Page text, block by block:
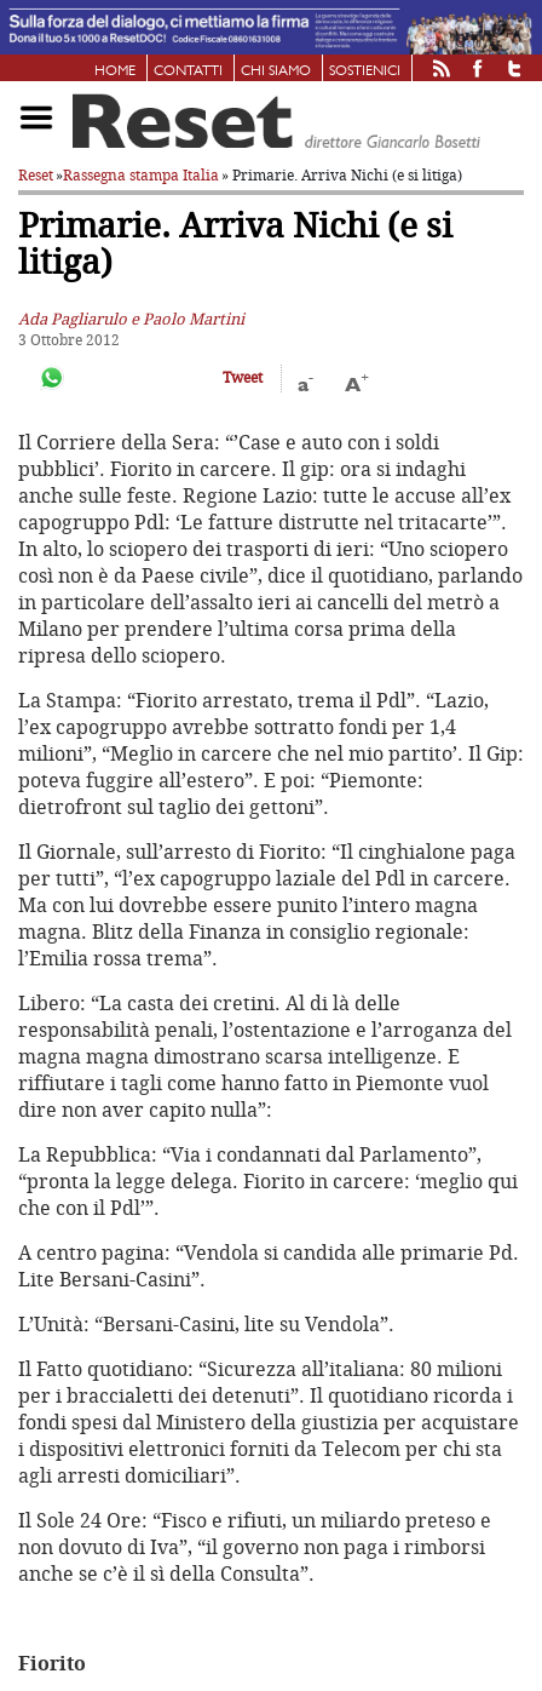
HOME CONTATTI CHI SIAMO SOSTIENICI
Reset»Rassegna stampa Italia» Primarie. Arriva Nichi (e si litiga)
Primarie. Arriva Nichi (e si
litiga)
Ada Pagliarulo e Paolo Martini
3 Ottobre 2012
Tweet
a- A+
Il Corriere della Sera: “’Case e auto con i soldi
pubblici’. Fiorito in carcere. Il gip: ora si indaghi
anche sulle feste. Regione Lazio: tutte le accuse all’ex
capogruppo Pdl: ‘Le fatture distrutte nel tritacarte’”.
In alto, lo sciopero dei trasporti di ieri: “Uno sciopero
così non è da Paese civile”, dice il quotidiano, parlando
in particolare dell’assalto ieri ai cancelli del metrò a
Milano per prendere l’ultima corsa prima della
ripresa dello sciopero.
La Stampa: “Fiorito arrestato, trema il Pdl”. “Lazio,
l’ex capogruppo avrebbe sottratto fondi per 1,4
milioni”, “Meglio in carcere che nel mio partito’. Il Gip:
poteva fuggire all’estero”. E poi: “Piemonte:
dietrofront sul taglio dei gettoni”.
Il Giornale, sull’arresto di Fiorito: “Il cinghialone paga
per tutti”, “l’ex capogruppo laziale del Pdl in carcere.
Ma con lui dovrebbe essere punito l’intero magna
magna. Blitz della Finanza in consiglio regionale:
l’Emilia rossa trema”.
Libero: “La casta dei cretini. Al di là delle
responsabilità penali, l’ostentazione e l’arroganza del
magna magna dimostrano scarsa intelligenze. E
riffiutare i tagli come hanno fatto in Piemonte vuol
dire non aver capito nulla”:
La Repubblica: “Via i condannati dal Parlamento”,
“pronta la legge delega. Fiorito in carcere: ‘meglio qui
che con il Pdl’”.
A centro pagina: “Vendola si candida alle primarie Pd.
Lite Bersani-Casini”.
L’Unità: “Bersani-Casini, lite su Vendola”.
Il Fatto quotidiano: “Sicurezza all’italiana: 80 milioni
per i braccialetti dei detenuti”. Il quotidiano ricorda i
fondi spesi dal Ministero della giustizia per acquistare
i dispositivi elettronici forniti da Telecom per chi sta
agli arresti domiciliari”.
Il Sole 24 Ore: “Fisco e rifiuti, un miliardo preteso e
non dovuto di Iva”, “il governo non paga i rimborsi
anche se c’è il sì della Consulta”.
Fiorito